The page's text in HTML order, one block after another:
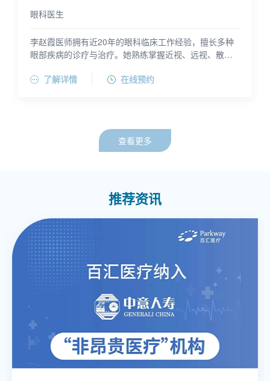
眼科医生
李赵霞医师拥有近20年的眼科临床工作经验，擅长多种
眼部疾病的诊疗与治疗。她熟练掌握近视、远视、散
常见眼病的诊疗，能够开展常见外眼及眼表手术。此
医学本科学位，后在山东省医学科学院攻读眼科学硕
了解详情 在线预约
查看更多
推荐资讯